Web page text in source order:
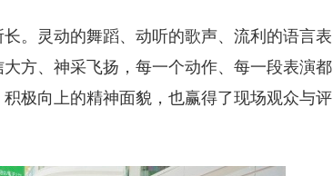
。灵动的舞蹈、动听的歌声、流利的语言表
方、神采飞扬，每一个动作、每一段表演都
极向上的精神面貌，也赢得了现场观众与评